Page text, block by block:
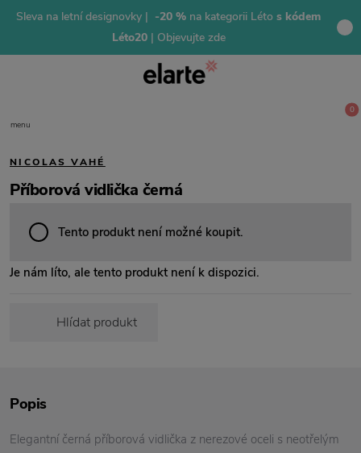
Sleva na letní designovky | -20 % na kategorii Léto s kódem
Léto20 | Objevujte zde
menu
0
NICOLAS VAHÉ
Příborová vidlička černá
Tento produkt není možné koupit.
Je nám líto, ale tento produkt není k dispozici.
Hlídat produkt
Popis
Elegantní černá příborová vidlička z nerezové oceli s neotřelým